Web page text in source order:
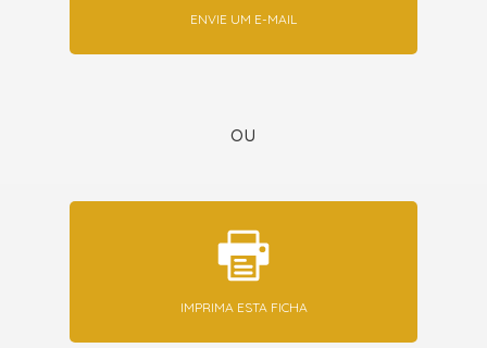
ENVIE UM E-MAIL
ou
IMPRIMA ESTA FICHA